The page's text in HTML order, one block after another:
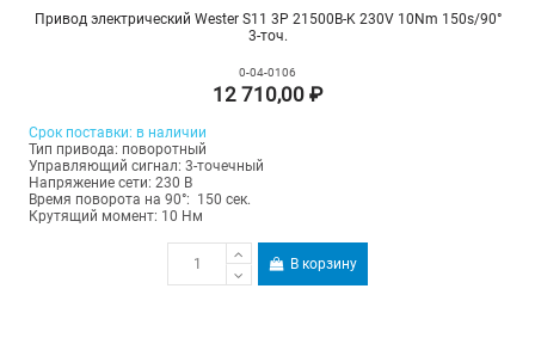
Привод электрический Wester S11 3P 21500B-K 230V 10Nm 150s/90°
3-точ.
0-04-0106
12 710,00 ₽
Срок поставки: в наличии
Тип привода: поворотный
Управляющий сигнал: 3-точечный
Напряжение сети: 230 В
Время поворота на 90°: 150 сек.
Крутящий момент: 10 Нм
В корзину